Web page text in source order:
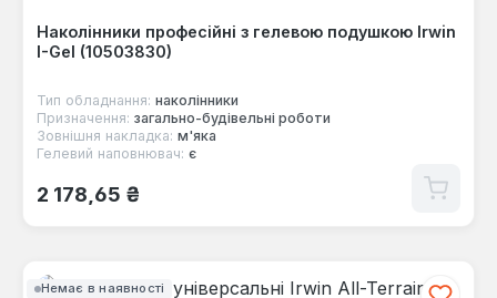
Наколінники професійні з гелевою подушкою Irwin
I-Gel (10503830)
Тип обладнання: наколінники
Призначення: загально-будівельні роботи
Зовнішня накладка: м'яка
Гелевий наповнювач: є
Звичайна ціна:
2 178,65 ₴
Немає в наявності